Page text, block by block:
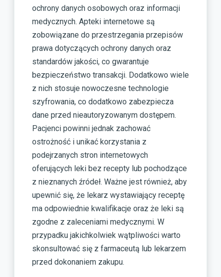
ochrony danych osobowych oraz informacji
medycznych. Apteki internetowe są
zobowiązane do przestrzegania przepisów
prawa dotyczących ochrony danych oraz
standardów jakości, co gwarantuje
bezpieczeństwo transakcji. Dodatkowo wiele
z nich stosuje nowoczesne technologie
szyfrowania, co dodatkowo zabezpiecza
dane przed nieautoryzowanym dostępem.
Pacjenci powinni jednak zachować
ostrożność i unikać korzystania z
podejrzanych stron internetowych
oferujących leki bez recepty lub pochodzące
z nieznanych źródeł. Ważne jest również, aby
upewnić się, że lekarz wystawiający receptę
ma odpowiednie kwalifikacje oraz że leki są
zgodne z zaleceniami medycznymi. W
przypadku jakichkolwiek wątpliwości warto
skonsultować się z farmaceutą lub lekarzem
przed dokonaniem zakupu.